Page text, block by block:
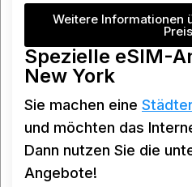
Weitere Informationen
Spezielle eSIM-
New York
Sie machen eine
und möchten das
Dann nutzen Sie die
Angebote!